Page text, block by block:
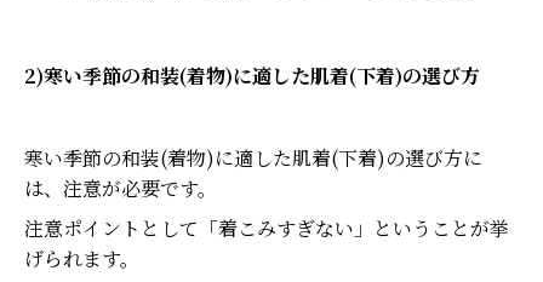
2)寒い季節の和装(着物)に適した肌着(下着)の選び方
寒い季節の和装(着物)に適した肌着(下着)の選び方に
は、注意が必要です。
注意ポイントとして「着こみすぎない」ということが挙
げられます。